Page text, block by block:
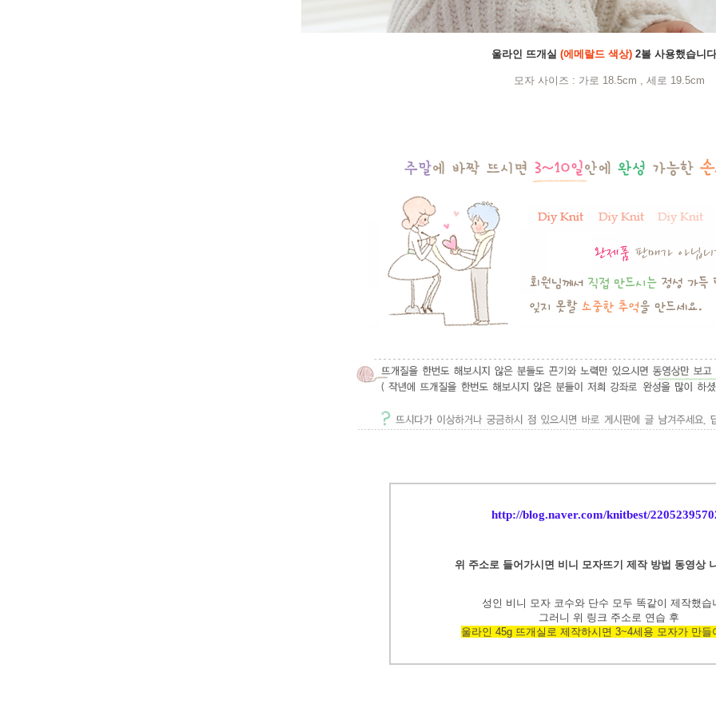
울라인 뜨개실 (에메랄드 색상) 2볼 사용했습니
모자 사이즈 : 가로 18.5cm , 세로 19.5cm
http://blog.naver.com/knitbest/
위 주소로 들어가시면 비니 모자뜨기 제작 방법 동영
성인 비니 모자 코수와 단수 모두 똑같이 제작했습
그러니 위 링크 주소로 연습 후
울라인 45g 뜨개실로 제작하시면 3~4세용 모자가 만들